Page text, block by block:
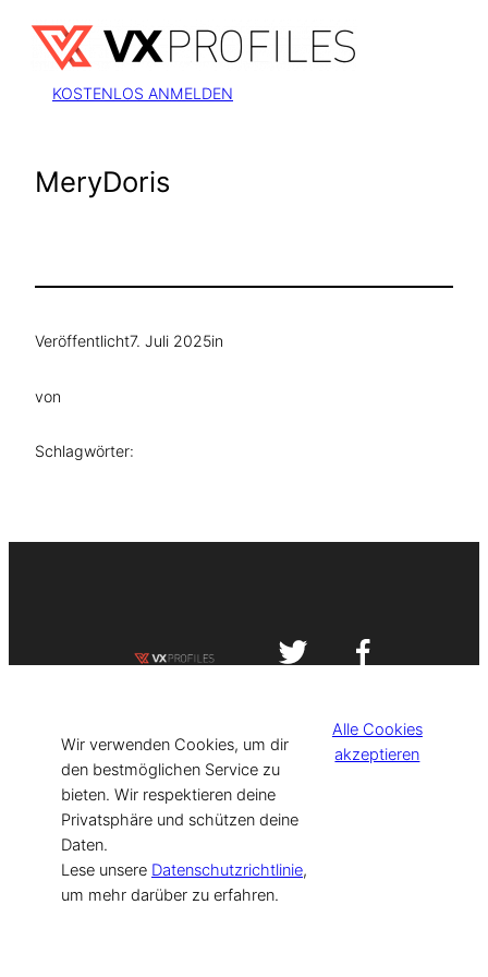
Inhalt
springen
KOSTENLOS ANMELDEN
MeryDoris
Veröffentlicht7. Juli 2025in
von
Schlagwörter:
[current_year] VISIT-X. Made with
for Models & Influencers!
Wir verwenden Cookies, um dir
den bestmöglichen Service zu
bieten. Wir respektieren deine
Privatsphäre und schützen deine
Daten.
Lese unsere Datenschutzrichtlinie,
um mehr darüber zu erfahren.
Alle Cookies
akzeptieren